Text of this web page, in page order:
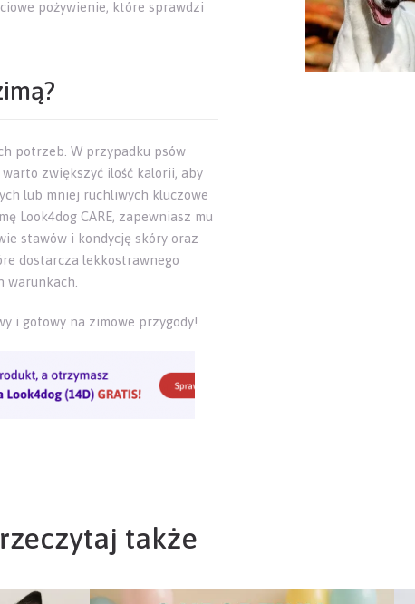
pożywienie, które sprawdzi
potrzeb. W przypadku psów
zwiększyć ilość kalorii, aby
lub mniej ruchliwych kluczowe
Look4dog CARE, zapewniasz mu
stawów i kondycję skóry oraz
dostarcza lekkostrawnego
warunkach.
i gotowy na zimowe przygody!
także